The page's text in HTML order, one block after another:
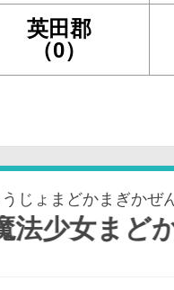
英田郡
（0）
☆マギカ[